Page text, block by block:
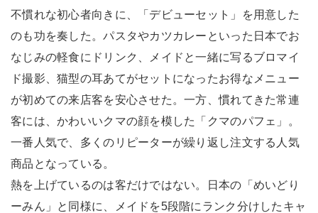
不慣れな初心者向きに、「デビューセット」を用意した
のも功を奏した。パスタやカツカレーといった日本でお
なじみの軽食にドリンク、メイドと一緒に写るブロマイ
ド撮影、猫型の耳あてがセットになったお得なメニュー
が初めての来店客を安心させた。一方、慣れてきた常連
客には、かわいいクマの顔を模した「クマのパフェ」。
一番人気で、多くのリピーターが繰り返し注文する人気
商品となっている。
熱を上げているのは客だけではない。日本の「めいどり
ーみん」と同様に、メイドを5段階にランク分けしたキャ